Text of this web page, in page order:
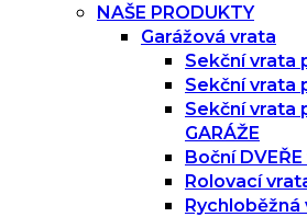
NAŠE PRODUKTY
Garážová vrata
Sekční vrata
Sekční vrata
Sekční vrata
GARÁŽE
Boční
Rolovací
Rychloběžná